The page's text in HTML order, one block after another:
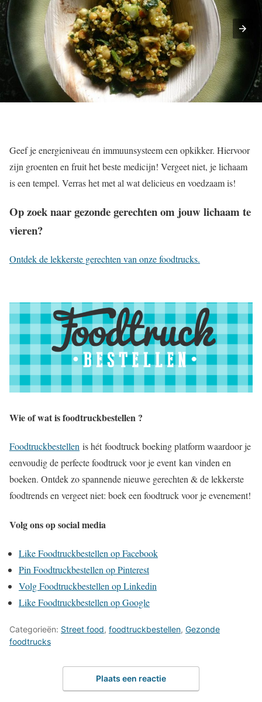
Geef je energieniveau én immuunsysteem een opkikker. Hiervoor
zijn groenten en fruit het beste medicijn! Vergeet niet, je lichaam
is een tempel. Verras het met al wat delicieus en voedzaam is!
Op zoek naar gezonde gerechten om jouw lichaam te
vieren?
Ontdek de lekkerste gerechten van onze foodtrucks.
Wie of wat is foodtruckbestellen ?
Foodtruckbestellen is hét foodtruck boeking platform waardoor je
eenvoudig de perfecte foodtruck voor je event kan vinden en
boeken. Ontdek zo spannende nieuwe gerechten & de lekkerste
foodtrends en vergeet niet: boek een foodtruck voor je evenement!
Volg ons op social media
Like Foodtruckbestellen op Facebook
Pin Foodtruckbestellen op Pinterest
Volg Foodtruckbestellen op Linkedin
Like Foodtruckbestellen op Google
Categorieën: Street food, foodtruckbestellen, Gezonde
foodtrucks
Plaats een reactie